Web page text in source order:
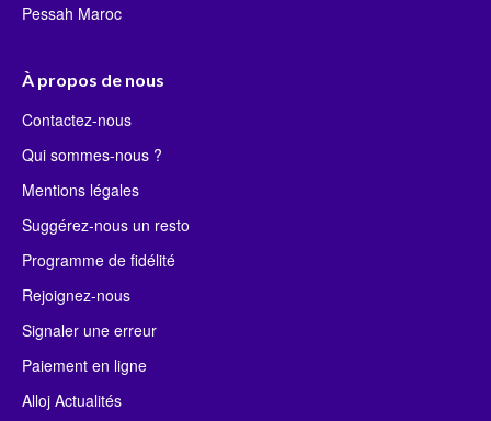
Pessah Maroc
À propos de nous
Contactez-nous
Qui sommes-nous ?
Mentions légales
Suggérez-nous un resto
Programme de fidélité
Rejoignez-nous
Signaler une erreur
Paiement en ligne
Alloj Actualités